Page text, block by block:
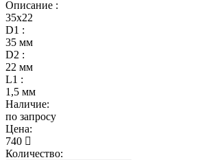
Описание :
35х22
D1 :
35 мм
D2 :
22 мм
L1 :
1,5 мм
Наличие:
по запросу
Цена:
740
Количество: